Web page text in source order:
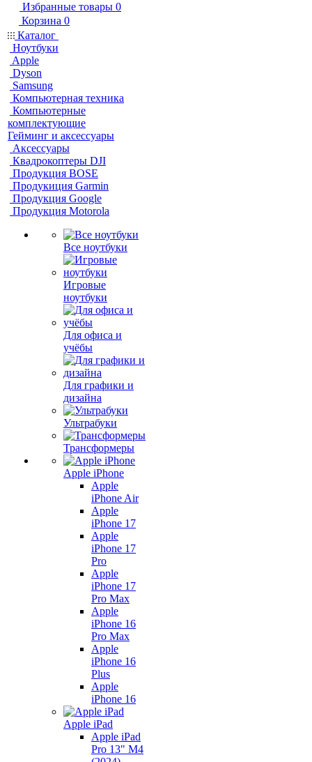
Избранные товары 0
Корзина 0
Каталог
Ноутбуки
Apple
Dyson
Samsung
Компьютерная техника
Компьютерные
комплектующие
Гейминг и аксессуары
Аксессуары
Квадрокоптеры DJI
Продукция BOSE
Продукиция Garmin
Продукция Google
Продукция Motorola
Все ноутбуки
Игровые
ноутбуки
Для офиса и
учёбы
Для графики и
дизайна
Ультрабуки
Трансформеры
Apple iPhone
Apple
iPhone Air
Apple
iPhone 17
Apple
iPhone 17
Pro
Apple
iPhone 17
Pro Max
Apple
iPhone 16
Pro Max
Apple
iPhone 16
Plus
Apple
iPhone 16
Apple iPad
Apple iPad
Pro 13" M4